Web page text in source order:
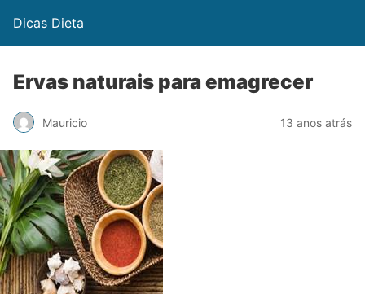
Dicas Dieta
Ervas naturais para emagrecer
Mauricio 13 anos atrás